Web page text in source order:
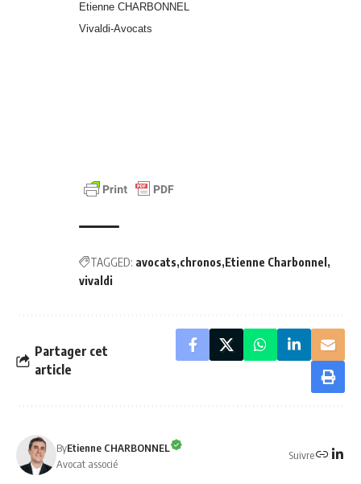
Etienne CHARBONNEL
Vivaldi-Avocats
TAGGED: avocats chronos Etienne Charbonnel
vivaldi
Partager cet
article
ByEtienne CHARBONNEL
Avocat associé
Suivre